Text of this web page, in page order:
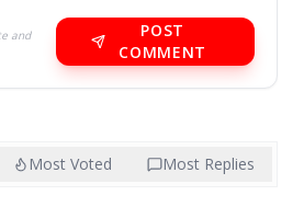
and
POST
COMMENT
Most Voted Most Replies